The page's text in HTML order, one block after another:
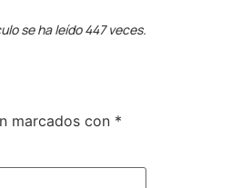
se ha leído 447 veces.
marcados con *